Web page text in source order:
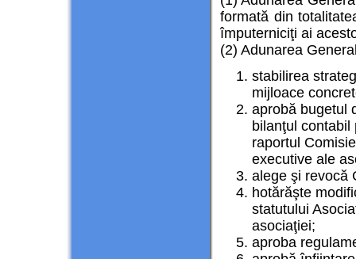
formată din
împuterniciţi ai
(2) Adunarea
stabilirea
mijloace
aprobă bugetul
bilanţul
raportul
executive ale
alege şi revocă
hotărăşte
statutului
asociaţiei;
aproba